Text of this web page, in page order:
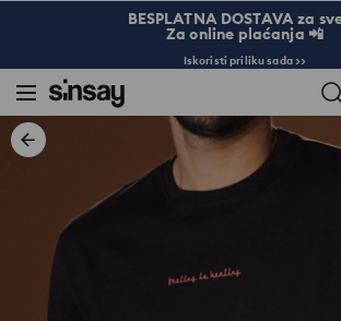
BESPLATNA DOSTAVA za
Za online plaćanja 📲
Iskoristi priliku sada >>